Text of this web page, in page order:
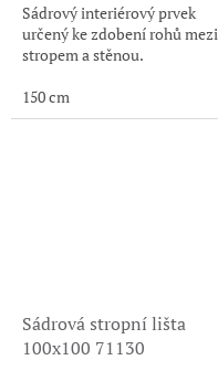
Sádrový interiérový prvek
určený ke zdobení rohů mezi
stropem a stěnou.
150 cm
Sádrová stropní lišta
100x100 71130